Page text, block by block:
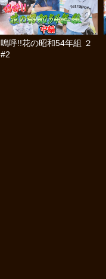
嗚呼!!花の昭和54年組 ２
#2